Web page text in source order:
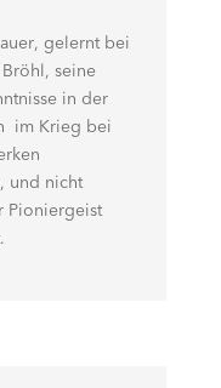
gelernt bei
seine
in der
im Krieg bei
und nicht
Pioniergeist